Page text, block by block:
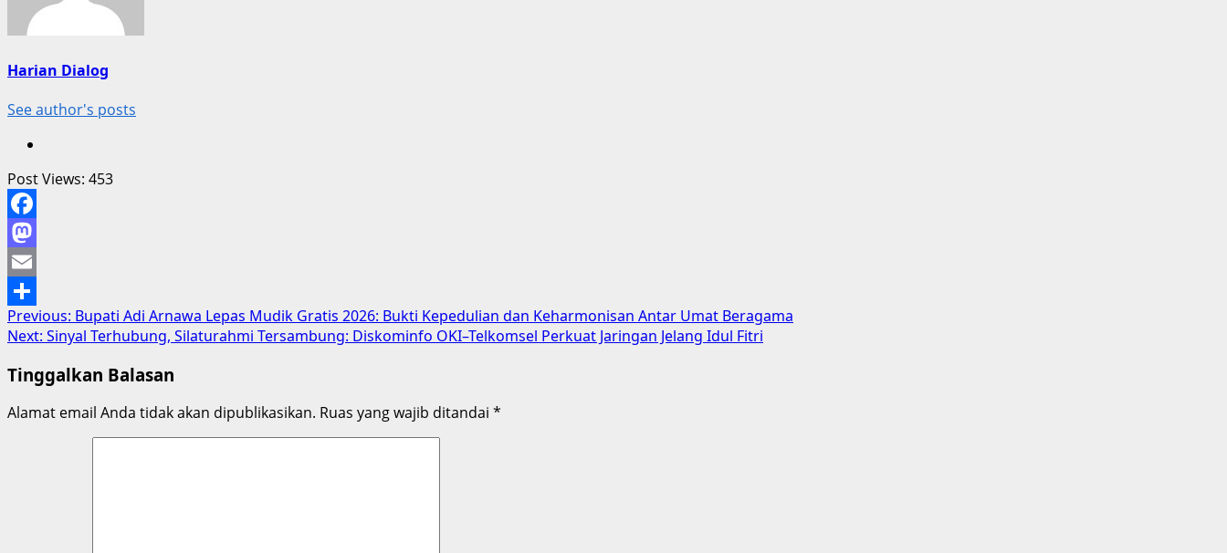
Harian Dialog
See author's posts
Post Views: 453
Facebook
Mastodon
Email
Share
Post
navigation
Previous: Bupati Adi Arnawa Lepas Mudik Gratis 2026: Bukti Kepedulian dan Keharmonisan Antar Umat Beragama
Next: Sinyal Terhubung, Silaturahmi Tersambung: Diskominfo OKI–Telkomsel Perkuat Jaringan Jelang Idul Fitri
Tinggalkan Balasan
Alamat email Anda tidak akan dipublikasikan. Ruas yang wajib ditandai *